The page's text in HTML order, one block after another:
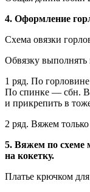
4. Оформление
Схема овязки
Обвязку
1 ряд. По
По спинке — сбн. В
и прикрепить в
2 ряд. Вяжем
5. Вяжем по схеме
на кокетку.
Платье крючком